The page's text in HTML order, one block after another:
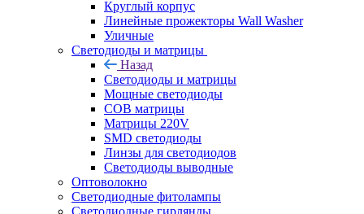
Круглый корпус
Линейные прожекторы Wall Washer
Уличные
Светодиоды и матрицы
Назад
Светодиоды и матрицы
Мощные светодиоды
COB матрицы
Матрицы 220V
SMD светодиоды
Линзы для светодиодов
Светодиоды выводные
Оптоволокно
Светодиодные фитолампы
Светодиодные гирлянды